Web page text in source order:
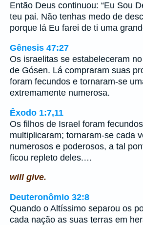
Então Deus continuou: “Eu Sou
teu pai. Não tenhas medo de
porque lá Eu farei de ti uma
Gênesis 47:27
Os israelitas se estabeleceram
de Gósen. Lá compraram suas
foram fecundos e tornaram-se
extremamente numerosa.
Êxodo 1:7,11
Os filhos de Israel foram
multiplicaram; tornaram-se cada
numerosos e poderosos, a tal
ficou repleto deles.…
will give.
Deuteronômio 32:8
Quando o Altíssimo separou os
cada nação as suas terras em